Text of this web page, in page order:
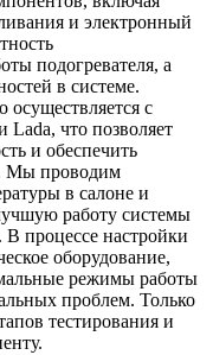
и электронный
подогревателя, а
в системе.
осуществляется с
что позволяет
и обеспечить
Мы проводим
в салоне и
работу системы
В процессе настройки
оборудование,
режимы работы
проблем. Только
тестирования и